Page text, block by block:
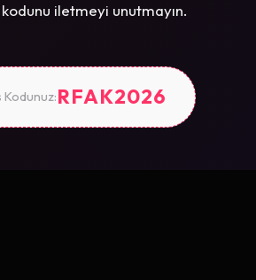
iletmeyi unutmayın.
RFAK2026